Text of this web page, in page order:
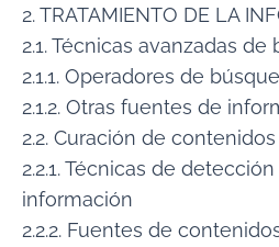
2. TRATAMIENTO DE LA
2.1. Técnicas avanzadas de
2.1.1. Operadores de
2.1.2. Otras fuentes de
2.2. Curación de contenidos
2.2.1. Técnicas de
información
2.2.2. Fuentes de